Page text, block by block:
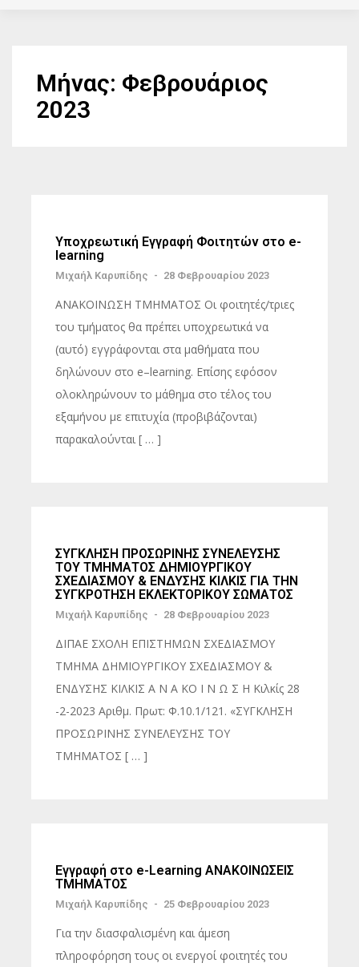
Μήνας: Φεβρουάριος
2023
Υποχρεωτική Εγγραφή Φοιτητών στο e-
learning
Μιχαήλ Καρυπίδης - 28 Φεβρουαρίου 2023
ΑΝΑΚΟΙΝΩΣΗ ΤΜΗΜΑΤΟΣ Οι φοιτητές/τριες
του τμήματος θα πρέπει υποχρεωτικά να
(αυτό) εγγράφονται στα μαθήματα που
δηλώνουν στο e–learning. Επίσης εφόσον
ολοκληρώνουν το μάθημα στο τέλος του
εξαμήνου με επιτυχία (προβιβάζονται)
παρακαλούνται [ … ]
ΣΥΓΚΛΗΣΗ ΠΡΟΣΩΡΙΝΗΣ ΣΥΝΕΛΕΥΣΗΣ
ΤΟΥ ΤΜΗΜΑΤΟΣ ΔΗΜΙΟΥΡΓΙΚΟΥ
ΣΧΕΔΙΑΣΜΟΥ & ΕΝΔΥΣΗΣ ΚΙΛΚΙΣ ΓΙΑ ΤΗΝ
ΣΥΓΚΡΟΤΗΣΗ ΕΚΛΕΚΤΟΡΙΚΟΥ ΣΩΜΑΤΟΣ
Μιχαήλ Καρυπίδης - 28 Φεβρουαρίου 2023
ΔΙΠΑΕ ΣΧΟΛΗ ΕΠΙΣΤΗΜΩΝ ΣΧΕΔΙΑΣΜΟΥ
ΤΜΗΜΑ ΔΗΜΙΟΥΡΓΙΚΟΥ ΣΧΕΔΙΑΣΜΟΥ &
ΕΝΔΥΣΗΣ ΚΙΛΚΙΣ Α Ν Α ΚΟ Ι Ν Ω Σ Η Κιλκίς 28
-2-2023 Αριθμ. Πρωτ: Φ.10.1/121. «ΣΥΓΚΛΗΣΗ
ΠΡΟΣΩΡΙΝΗΣ ΣΥΝΕΛΕΥΣΗΣ ΤΟΥ
ΤΜΗΜΑΤΟΣ [ … ]
Εγγραφή στο e-Learning ΑΝΑΚΟΙΝΩΣΕΙΣ
ΤΜΗΜΑΤΟΣ
Μιχαήλ Καρυπίδης - 25 Φεβρουαρίου 2023
Για την διασφαλισμένη και άμεση
πληροφόρηση τους οι ενεργοί φοιτητές του